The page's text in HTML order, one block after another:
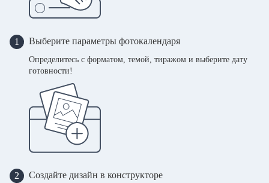
1 Выберите параметры фотокалендаря
Определитесь с форматом, темой, тиражом и выберите дату
готовности!
2 Создайте дизайн в конструкторе